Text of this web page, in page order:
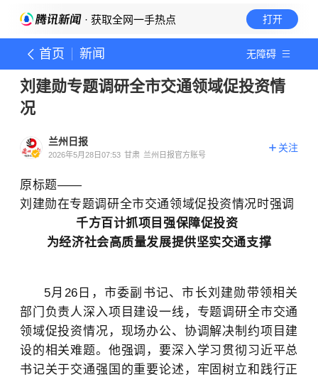
· 获取全网一手热点 打开
首页 新闻 无障碍
刘建勋专题调研全市交通领域促投资情
况
兰州日报
2026年5月28日07:53 甘肃 兰州日报官方账号
关注
原标题——
刘建勋在专题调研全市交通领域促投资情况时强调
千方百计抓项目强保障促投资
为经济社会高质量发展提供坚实交通支撑
5月26日，市委副书记、市长刘建勋带领相关
部门负责人深入项目建设一线，专题调研全市交通
领域促投资情况，现场办公、协调解决制约项目建
设的相关难题。他强调，要深入学习贯彻习近平总
书记关于交通强国的重要论述，牢固树立和践行正